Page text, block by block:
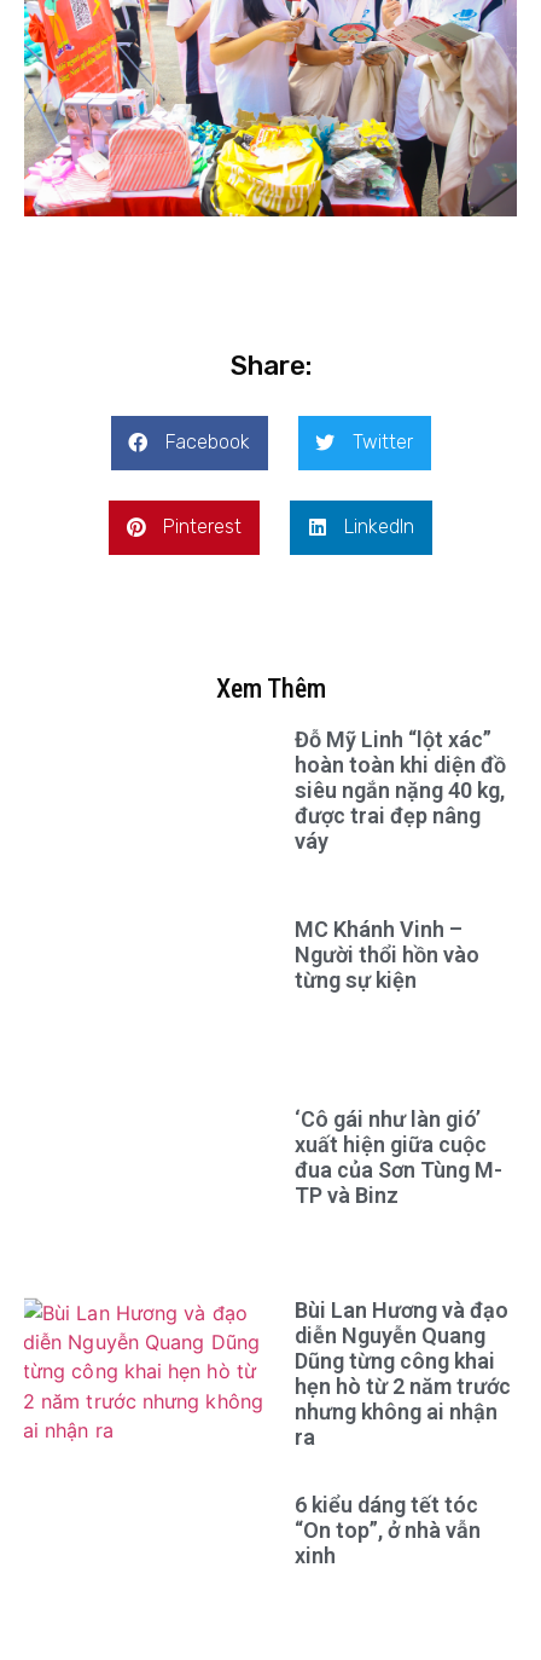
Share:
Facebook Twitter
Pinterest LinkedIn
Xem Thêm
Đỗ Mỹ Linh “lột xác”
hoàn toàn khi diện đồ
siêu ngắn nặng 40 kg,
được trai đẹp nâng
váy
MC Khánh Vinh –
Người thổi hồn vào
từng sự kiện
‘Cô gái như làn gió’
xuất hiện giữa cuộc
đua của Sơn Tùng M-
TP và Binz
Bùi Lan Hương và đạo
diễn Nguyễn Quang
Dũng từng công khai
hẹn hò từ 2 năm trước
nhưng không ai nhận
ra
6 kiểu dáng tết tóc
“On top”, ở nhà vẫn
xinh